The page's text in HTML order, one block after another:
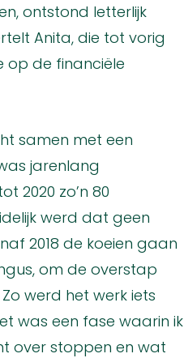
ontstond letterlijk
Anita, die tot vorig
de financiële
samen met een
jarenlang
2020 zo’n 80
werd dat geen
2018 de koeien gaan
om de overstap
werd het werk iets
was een fase waarin ik
over stoppen en wat